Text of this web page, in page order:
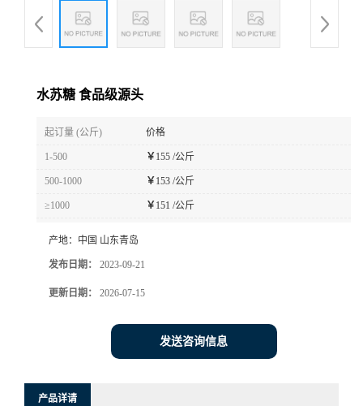
水苏糖 食品级源头
起订量 (公斤) 价格
1-500 ￥ 155 /公斤
500-1000 ￥ 153 /公斤
≥1000 ￥ 151 /公斤
产地： 中国 山东青岛
发布日期： 2023-09-21
更新日期： 2026-07-15
发送咨询信息
产品详请